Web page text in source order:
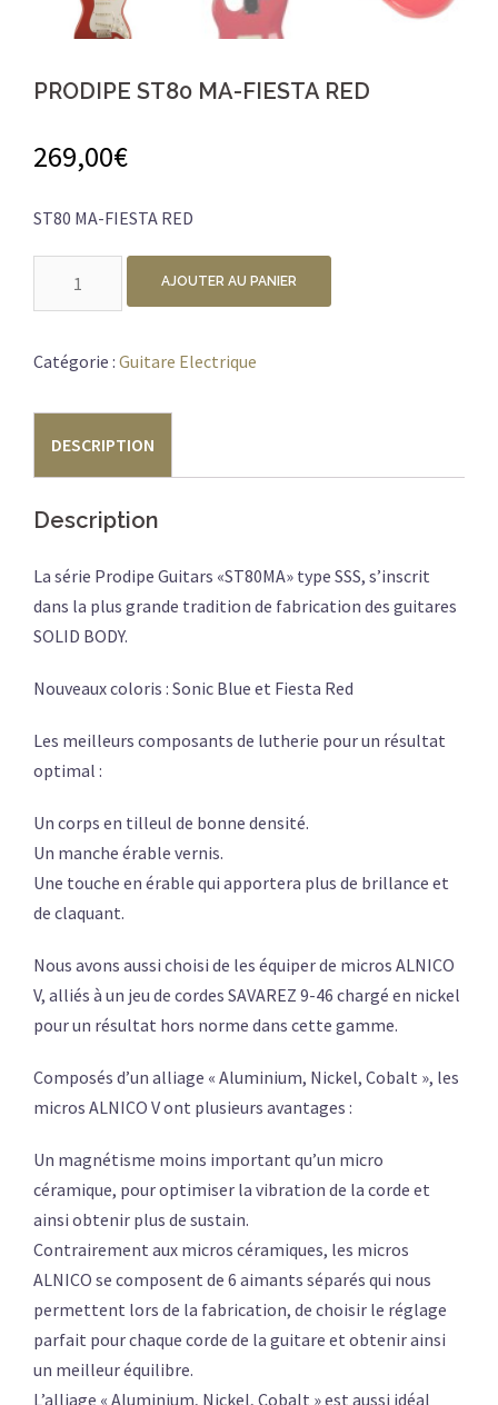
PRODIPE ST80 MA-FIESTA RED
269,00€
ST80 MA-FIESTA RED
ST80
FIESTA
RED
AJOUTER AU PANIER
Catégorie : Guitare Electrique
DESCRIPTION
Description
La série Prodipe Guitars «ST80MA» type SSS, s’inscrit
dans la plus grande tradition de fabrication des guitares
SOLID BODY.
Nouveaux coloris : Sonic Blue et Fiesta Red
Les meilleurs composants de lutherie pour un résultat
optimal :
Un corps en tilleul de bonne densité.
Un manche érable vernis.
Une touche en érable qui apportera plus de brillance et
de claquant.
Nous avons aussi choisi de les équiper de micros ALNICO
V, alliés à un jeu de cordes SAVAREZ 9-46 chargé en nickel
pour un résultat hors norme dans cette gamme.
Composés d’un alliage « Aluminium, Nickel, Cobalt », les
micros ALNICO V ont plusieurs avantages :
Un magnétisme moins important qu’un micro
céramique, pour optimiser la vibration de la corde et
ainsi obtenir plus de sustain.
Contrairement aux micros céramiques, les micros
ALNICO se composent de 6 aimants séparés qui nous
permettent lors de la fabrication, de choisir le réglage
parfait pour chaque corde de la guitare et obtenir ainsi
un meilleur équilibre.
L’alliage « Aluminium, Nickel, Cobalt » est aussi idéal